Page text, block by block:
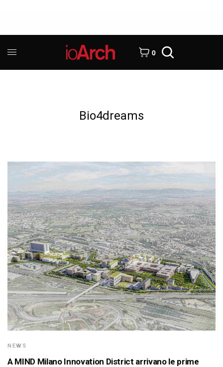
0
Bio4dreams
NEWS
A MIND Milano Innovation District arrivano le prime